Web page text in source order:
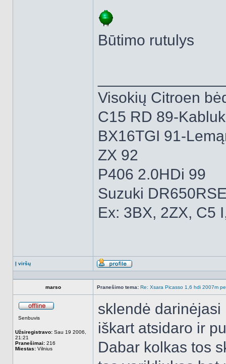
Būtimo rutulys
Visokių Citroen
C15 RD 89-
BX16TGI 91-
ZX 92
P406 2.0HDi 99
Suzuki
Ex: 3BX, 2ZX, C5
Į viršų
Aprašymas
marso Pranešimo tema: Re: Xsara Picasso 1,6 hdi 2007m
Senbuvis
Užsiregistravo: Sau 19 2006,
21:21
Pranešimai: 216
Miestas: Vilnius
sklendė
iškart atsidaro ir
Dabar kolkas tos